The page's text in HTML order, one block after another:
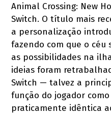
Animal Crossing: New
Switch. O título mais
a personalização
fazendo com que o
as possibilidades na
ideias foram
Switch — talvez a
função do jogador
praticamente idêntica